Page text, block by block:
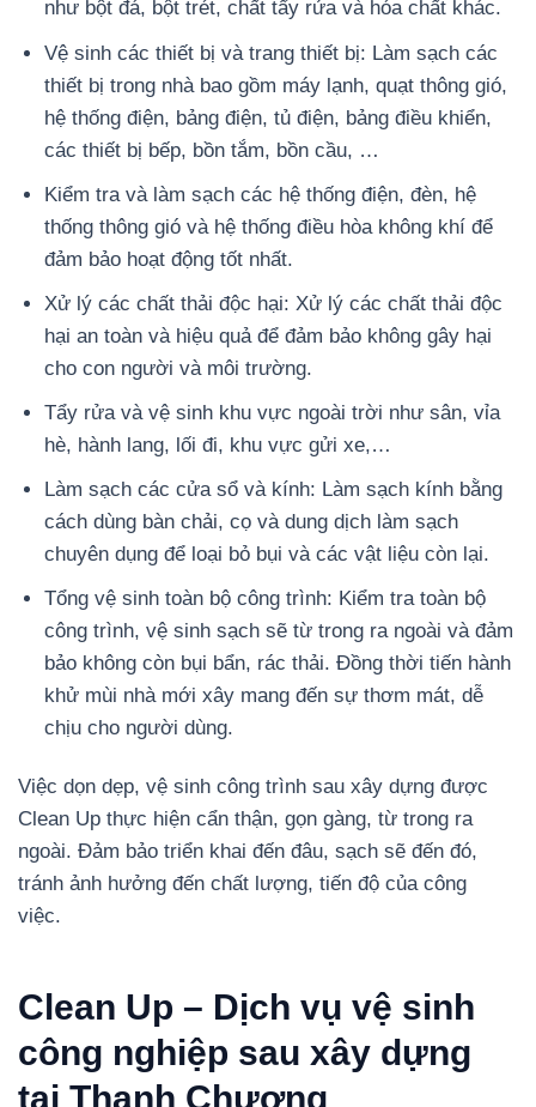
như bột đá, bột trét, chất tẩy rửa và hóa chất khác.
Vệ sinh các thiết bị và trang thiết bị: Làm sạch các
thiết bị trong nhà bao gồm máy lạnh, quạt thông gió,
hệ thống điện, bảng điện, tủ điện, bảng điều khiển,
các thiết bị bếp, bồn tắm, bồn cầu, …
Kiểm tra và làm sạch các hệ thống điện, đèn, hệ
thống thông gió và hệ thống điều hòa không khí để
đảm bảo hoạt động tốt nhất.
Xử lý các chất thải độc hại: Xử lý các chất thải độc
hại an toàn và hiệu quả để đảm bảo không gây hại
cho con người và môi trường.
Tẩy rửa và vệ sinh khu vực ngoài trời như sân, vỉa
hè, hành lang, lối đi, khu vực gửi xe,…
Làm sạch các cửa sổ và kính: Làm sạch kính bằng
cách dùng bàn chải, cọ và dung dịch làm sạch
chuyên dụng để loại bỏ bụi và các vật liệu còn lại.
Tổng vệ sinh toàn bộ công trình: Kiểm tra toàn bộ
công trình, vệ sinh sạch sẽ từ trong ra ngoài và đảm
bảo không còn bụi bẩn, rác thải. Đồng thời tiến hành
khử mùi nhà mới xây mang đến sự thơm mát, dễ
chịu cho người dùng.
Việc dọn dẹp, vệ sinh công trình sau xây dựng được
Clean Up thực hiện cẩn thận, gọn gàng, từ trong ra
ngoài. Đảm bảo triển khai đến đâu, sạch sẽ đến đó,
tránh ảnh hưởng đến chất lượng, tiến độ của công
việc.
Clean Up – Dịch vụ vệ sinh
công nghiệp sau xây dựng
tại Thanh Chương